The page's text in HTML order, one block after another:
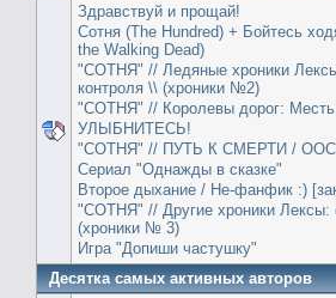
Здравствуй и прощай!
Сотня (The Hundred) + Бойтесь
the Walking Dead)
"СОТНЯ" // Ледяные хроники
контроля \\ (хроники №2)
"СОТНЯ" // Королевы дорог:
УЛЫБНИТЕСЬ!
"СОТНЯ" // ПУТЬ К СМЕРТИ / ООС
Сериал "Однажды в сказке"
Второе дыхание / Не-фанфик :)
"СОТНЯ" // Другие хроники Лексы:
(хроники № 3)
Игра "Допиши частушку"
Десятка самых активных авторов